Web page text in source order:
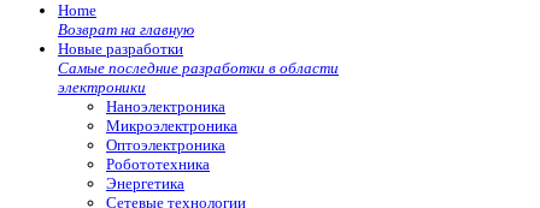
Home
Возврат на главную
Новые разработки
Самые последние разработки в области
электроники
Наноэлектроника
Микроэлектроника
Оптоэлектроника
Робототехника
Энергетика
Сетевые технологии